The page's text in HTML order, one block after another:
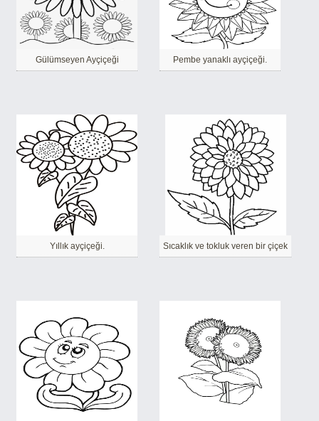
Gülümseyen Ayçiçeği Pembe yanaklı ayçiçeği.
Yıllık ayçiçeği. Sıcaklık ve tokluk veren bir çiçek